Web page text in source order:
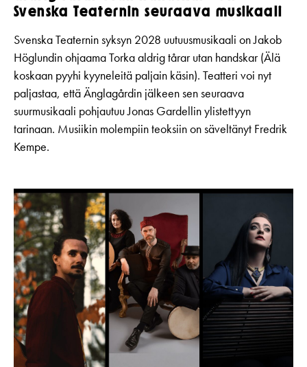
Svenska Teaternin seuraava musikaali
Svenska Teaternin syksyn 2028 uutuusmusikaali on Jakob
Höglundin ohjaama Torka aldrig tårar utan handskar (Älä
koskaan pyyhi kyyneleitä paljain käsin). Teatteri voi nyt
paljastaa, että Änglagårdin jälkeen sen seuraava
suurmusikaali pohjautuu Jonas Gardellin ylistettyyn
tarinaan. Musiikin molempiin teoksiin on säveltänyt Fredrik
Kempe.